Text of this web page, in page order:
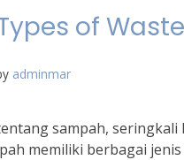
of
adminmar
sampah,
memiliki berbagai